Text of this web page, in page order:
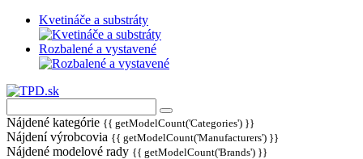
Kvetináče a substráty
Rozbalené a vystavené
Nájdené kategórie {{ getModelCount('Categories') }}
Nájdení výrobcovia {{ getModelCount('Manufacturers') }}
Nájdené modelové rady {{ getModelCount('Brands') }}